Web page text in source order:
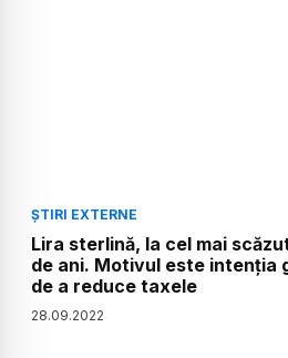
ȘTIRI EXTERNE
Lira sterlină, la cel mai
de ani. Motivul este intenția
de a reduce taxele
28.09.2022